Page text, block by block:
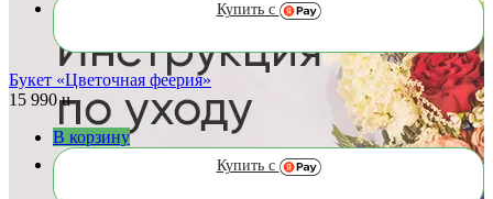
Купить с
Букет «Цветочная феерия»
15 990 u
В корзину
Купить с